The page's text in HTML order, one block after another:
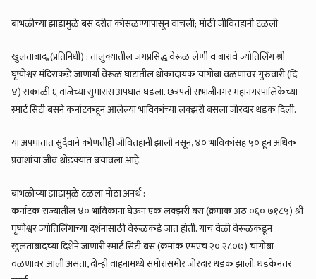
बाभळीच्या झाडामुळे बस दरीत कोसळण्यापासून वाचली; मोठी जीवितहानी टळली
खुलताबाद, (प्रतिनिधी) : तालुक्यातील जगप्रसिद्ध वेरूळ लेणी व बारावे ज्योतिर्लिंग श्री
घृष्णेश्वर मंदिराकडे जाणार्या वेरूळ घाटातील धोकादायक चांगोबा वळणावर गुरुवारी (दि.
४) सकाळी ६ वाजेच्या सुमारास अपघात घडला. छत्रपती संभाजीनगर महानगरपालिकेच्या
स्मार्ट सिटी बसने कर्नाटकहून आलेल्या भाविकांच्या लक्झरी बसला जोरदार धडक दिली.
या अपघातात सुदैवाने कोणतीही जीवितहानी झाली नसून, ४० भाविकांसह ५० हून अधिक
प्रवाशांचा जीव थोडक्यात बचावला आहे.
बाभळीच्या झाडामुळे टळला मोठा अनर्थ :
कर्नाटक राज्यातील ४० भाविकांना घेऊन एक लक्झरी बस (क्रमांक अठ ०६० ७१८५) श्री
घृष्णेश्वर ज्योतिर्लिंगाच्या दर्शनासाठी वेरूळकडे जात होती. याच वेळी वेरूळकडून
खुलताबादच्या दिशेने जाणारी स्मार्ट सिटी बस (क्रमांक एमएच २० २८०७) चांगोबा
वळणावर आली असता, दोन्ही वाहनांमध्ये समोरासमोर जोरदार धडक झाली. धडकेनंतर